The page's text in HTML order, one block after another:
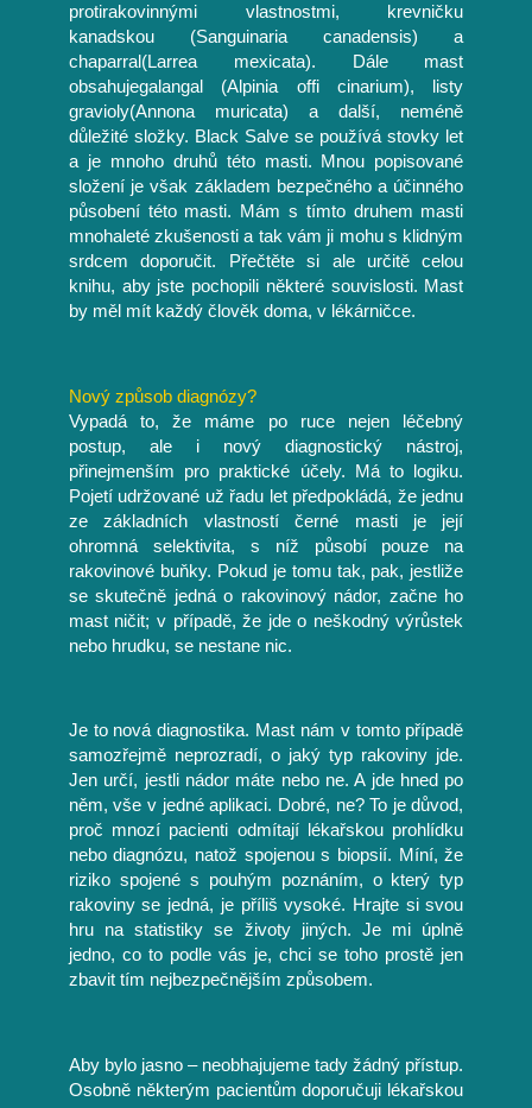
protirakovinnými vlastnostmi, krevničku
kanadskou (Sanguinaria canadensis) a
chaparral(Larrea mexicata). Dále mast
obsahujegalangal (Alpinia offi cinarium), listy
gravioly(Annona muricata) a další, neméně
důležité složky. Black Salve se používá stovky let
a je mnoho druhů této masti. Mnou popisované
složení je však základem bezpečného a účinného
působení této masti. Mám s tímto druhem masti
mnohaleté zkušenosti a tak vám ji mohu s klidným
srdcem doporučit. Přečtěte si ale určitě celou
knihu, aby jste pochopili některé souvislosti. Mast
by měl mít každý člověk doma, v lékárničce.
Nový způsob diagnózy?
Vypadá to, že máme po ruce nejen léčebný
postup, ale i nový diagnostický nástroj,
přinejmenším pro praktické účely. Má to logiku.
Pojetí udržované už řadu let předpokládá, že jednu
ze základních vlastností černé masti je její
ohromná selektivita, s níž působí pouze na
rakovinové buňky. Pokud je tomu tak, pak, jestliže
se skutečně jedná o rakovinový nádor, začne ho
mast ničit; v případě, že jde o neškodný výrůstek
nebo hrudku, se nestane nic.
Je to nová diagnostika. Mast nám v tomto případě
samozřejmě neprozradí, o jaký typ rakoviny jde.
Jen určí, jestli nádor máte nebo ne. A jde hned po
něm, vše v jedné aplikaci. Dobré, ne? To je důvod,
proč mnozí pacienti odmítají lékařskou prohlídku
nebo diagnózu, natož spojenou s biopsií. Míní, že
riziko spojené s pouhým poznáním, o který typ
rakoviny se jedná, je příliš vysoké. Hrajte si svou
hru na statistiky se životy jiných. Je mi úplně
jedno, co to podle vás je, chci se toho prostě jen
zbavit tím nejbezpečnějším způsobem.
Aby bylo jasno – neobhajujeme tady žádný přístup.
Osobně některým pacientům doporučuji lékařskou